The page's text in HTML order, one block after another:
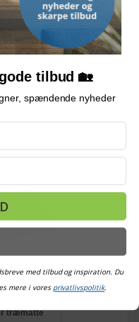
tager forbehold for fejl og
bindende.
i akacietræ
træmåtte
tilbud 🏡
spændende nyheder
med tilbud og inspiration. Du
mere i vores privatlivspolitik.